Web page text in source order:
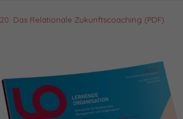
Das Relationale Zukunftscoaching (PDF)